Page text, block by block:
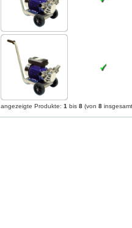
angezeigte Produkte: 1 bis 8 (von 8